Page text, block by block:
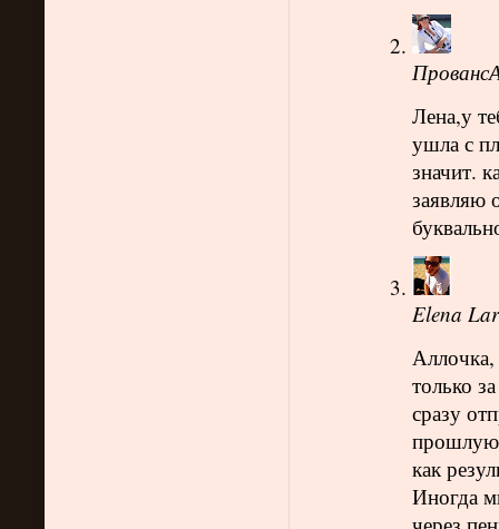
Лена,у
ушла с
значит.
заявляю
Elena
Аллочка,
только
сразу
прошлую
как
Иногда